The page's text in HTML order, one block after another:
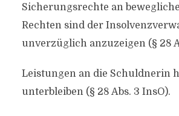
Sicherungsrechte an
Rechten sind der
unverzüglich anzuzeigen (§ 28
Leistungen an die Schuldnerin
unterbleiben (§ 28 Abs. 3 InsO).